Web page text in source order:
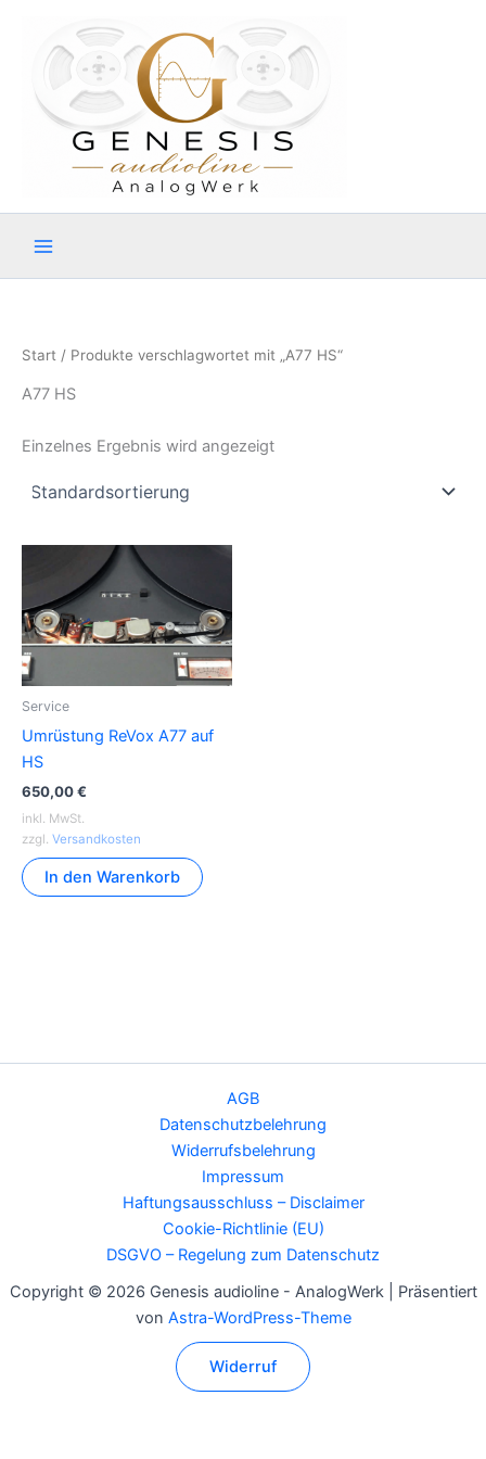
springen
Start / Produkte verschlagwortet mit „A77 HS“
A77 HS
Einzelnes Ergebnis wird angezeigt
Service
Umrüstung ReVox A77 auf
HS
650,00€
inkl. MwSt.
zzgl. Versandkosten
In den Warenkorb
AGB
Datenschutzbelehrung
Widerrufsbelehrung
Impressum
Haftungsausschluss – Disclaimer
Cookie-Richtlinie (EU)
DSGVO – Regelung zum Datenschutz
Copyright © 2026 Genesis audioline - AnalogWerk | Präsentiert
von Astra-WordPress-Theme
Widerruf